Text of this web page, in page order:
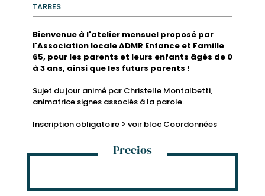
TARBES
Bienvenue à l'atelier mensuel proposé par
l'Association locale ADMR Enfance et Famille
65, pour les parents et leurs enfants âgés de 0
à 3 ans, ainsi que les futurs parents !
Sujet du jour animé par Christelle Montalbetti,
animatrice signes associés à la parole.
Inscription obligatoire > voir bloc Coordonnées
Precios